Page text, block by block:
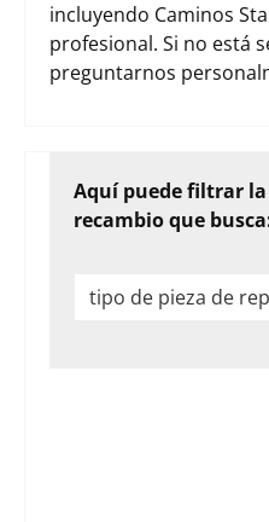
incluyendo Caminos
profesional. Si no está
preguntarnos
Aquí puede filtrar la
recambio que
tipo de pieza de